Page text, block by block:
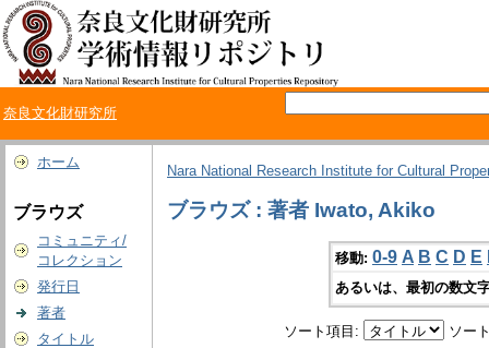
奈良文化財研究所
ホーム
ブラウズ
コミュニティ/
コレクション
発行日
著者
タイトル
Nara National Research Institute for Cultural
ブラウズ : 著者 Iwato, Akiko
移動: 0-9 A B C D E
あるいは、最初の数文
ソート項目: ソー